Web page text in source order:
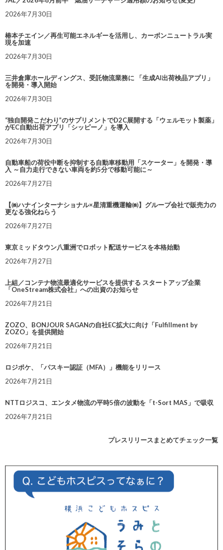
2026年7月30日
椿本チエイン／再生可能エネルギーを活用し、カーボンニュートラル実
現を加速
2026年7月30日
三井倉庫ホールディングス、受託物流業務に 「生成AI出荷検品アプリ」
を開発・導入開始
2026年7月30日
“独自開発こだわり”のサプリメントでD2C展開する「ウェルモット製薬」
がEC自動出荷アプリ「シッピーノ」を導入
2026年7月30日
自動車船の荷役中断を抑制する自動車移動用「スケーター」を開発・導
入 ～自力走行できない車両を約5分で移動可能に～
2026年7月27日
【㈱ハナインターナショナル×星清重機運輸㈱】グループ会社で販売力の
更なる強化ねらう
2026年7月27日
東京ミッドタウン八重洲でロボット配送サービスを本格始動
2026年7月27日
上組／コンテナ物流最適化サービスを提供する スタートアップ企業
「OneStream株式会社」への出資のお知らせ
2026年7月21日
ZOZO、BONJOUR SAGANの自社EC拡大に向け「Fulfillment by
ZOZO」を提供開始
2026年7月21日
ロジポケ、「パスキー認証（MFA）」機能をリリース
2026年7月21日
NTTロジスコ、エンタメ物流の平時5倍の波動を「t-Sort MAS」で吸収
2026年7月21日
プレスリリースまとめてチェック一覧